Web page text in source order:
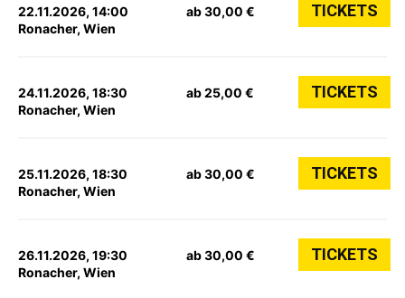
22.11.2026, 14:00
Ronacher, Wien
ab 30,00 € TICKETS
24.11.2026, 18:30
Ronacher, Wien
ab 25,00 € TICKETS
25.11.2026, 18:30
Ronacher, Wien
ab 30,00 € TICKETS
26.11.2026, 19:30
Ronacher, Wien
ab 30,00 € TICKETS